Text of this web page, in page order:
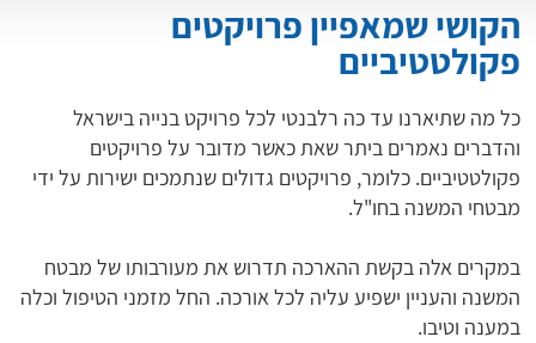
כל מה שתיארנו עד כה רלבנטי לכל פרויקט בנייה בישראל
והדברים נאמרים ביתר שאת כאשר מדובר על פרויקטים
פקולטטיביים. כלומר, פרויקטים גדולים שנתמכים ישירות על ידי
מבטחי המשנה בחו"ל.
במקרים אלה בקשת ההארכה תדרוש את מעורבותו של מבטח
המשנה והעניין ישפיע עליה לכל אורכה. החל מזמני הטיפול וכלה
במענה וטיבו.
הקושי שמאפיין פרויקטים
פקולטטיביים